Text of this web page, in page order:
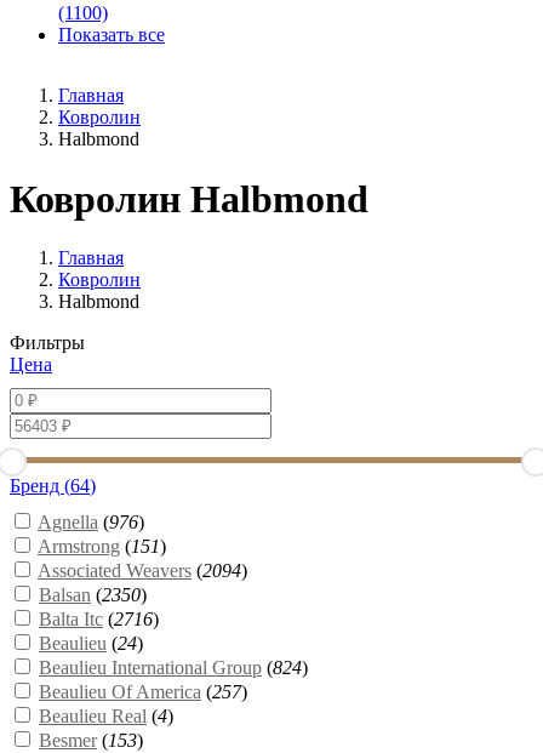
(1100)
Показать все
Главная
Ковролин
Halbmond
Ковролин Halbmond
Главная
Ковролин
Halbmond
Фильтры
Цена
Бренд (64)
Agnella (976)
Armstrong (151)
Associated Weavers (2094)
Balsan (2350)
Balta Itc (2716)
Beaulieu (24)
Beaulieu International Group (824)
Beaulieu Of America (257)
Beaulieu Real (4)
Besmer(153)